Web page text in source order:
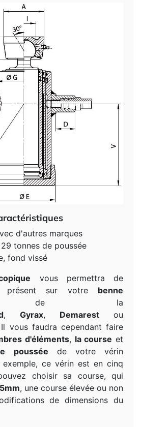
d'autres marques
tonnes de poussée
fond vissé
vous permettra de
présent sur votre benne
la
, Gyrax, Demarest ou
vous faudra cependant faire
d'éléments, la course et
poussée de votre vérin
exemple, ce vérin est en cinq
choisir sa course, qui
, une course élevée ou non
de dimensions du